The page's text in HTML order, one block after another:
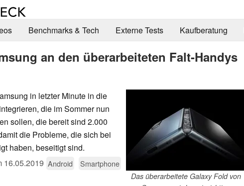
Benchmarks & Tech Externe Tests Kaufberatung
an den überarbeiteten Falt-Handys
Das überarbeitete Galaxy Fold von
in letzter Minute in die
die im Sommer nun
sollen, die bereit sind 2.000
die Probleme, die sich bei
haben, beseitigt sind.
16.05.2019 Android
Smartphone